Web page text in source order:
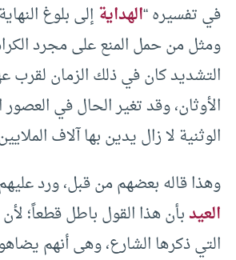
في تفسيره “الهدايةإلى بلوغ
ومثل من حمل المنع على مجرد
التشديد كان في ذلك الزمان لقرب
الأوثان، وقد تغير الحال في العصور
الوثنية لا زال يدين بها آلاف
وهذا قاله بعضهم من قبل، ورد
العيدبأن هذا القول باطل قطعاً؛
التي ذكرها الشارع، وهى أنهم